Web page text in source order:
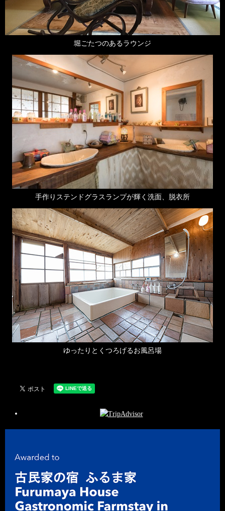
堀ごたつのあるラウンジ
手作りステンドグラスランプが輝く洗面、脱衣所
ゆったりとくつろげるお風呂場